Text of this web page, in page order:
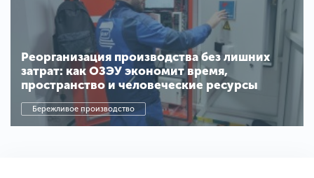
Реорганизация производства без лишних
затрат: как ОЗЭУ экономит время,
пространство и человеческие ресурсы
Бережливое производство